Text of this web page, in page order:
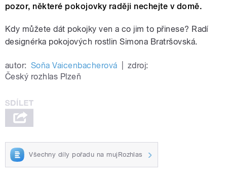
pozor, některé pokojovky raději nechejte v domě.
Kdy můžete dát pokojky ven a co jim to přinese? Radí
designérka pokojových rostlin Simona Bratršovská.
autor: Soňa Vaicenbacherová
zdroj:
Český rozhlas Plzeň
Všechny díly pořadu na mujRozhlas